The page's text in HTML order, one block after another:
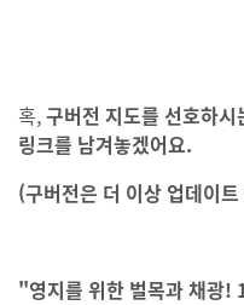
혹,구버전 지도를 선호하
링크를 남겨놓겠어요.
(구버전은 더 이상 업데이
"영지를 위한 벌목과 채광!